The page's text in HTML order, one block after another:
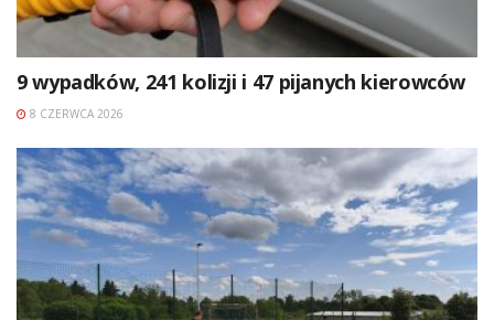
9 wypadków, 241 kolizji i 47 pijanych kierowców
8 CZERWCA 2026